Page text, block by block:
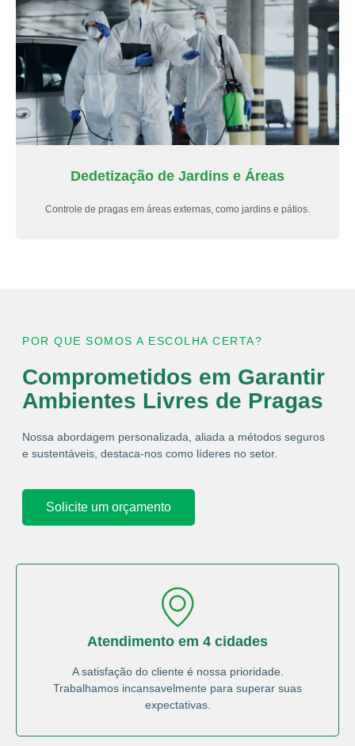
Dedetização de Jardins e Áreas
Controle de pragas em áreas externas, como jardins e pátios.
POR QUE SOMOS A ESCOLHA CERTA?
Comprometidos em Garantir
Ambientes Livres de Pragas
Nossa abordagem personalizada, aliada a métodos seguros
e sustentáveis, destaca-nos como líderes no setor.
Solicite um orçamento
Atendimento em 4 cidades
A satisfação do cliente é nossa prioridade.
Trabalhamos incansavelmente para superar suas
expectativas.